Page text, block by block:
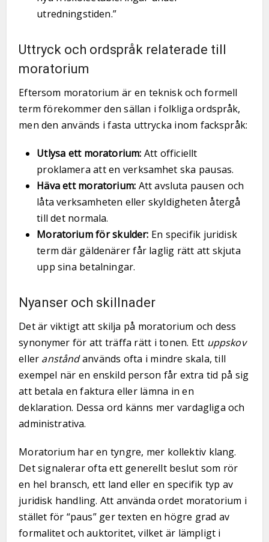
utredningstiden.”
Uttryck och ordspråk relaterade till
moratorium
Eftersom moratorium är en teknisk och formell
term förekommer den sällan i folkliga ordspråk,
men den används i fasta uttrycka inom fackspråk:
Utlysa ett moratorium: Att officiellt
proklamera att en verksamhet ska pausas.
Häva ett moratorium: Att avsluta pausen och
låta verksamheten eller skyldigheten återgå
till det normala.
Moratorium för skulder: En specifik juridisk
term där gäldenärer får laglig rätt att skjuta
upp sina betalningar.
Nyanser och skillnader
Det är viktigt att skilja på moratorium och dess
synonymer för att träffa rätt i tonen. Ett uppskov
eller anståndanvänds ofta i mindre skala, till
exempel när en enskild person får extra tid på sig
att betala en faktura eller lämna in en
deklaration. Dessa ord känns mer vardagliga och
administrativa.
Moratorium har en tyngre, mer kollektiv klang.
Det signalerar ofta ett generellt beslut som rör
en hel bransch, ett land eller en specifik typ av
juridisk handling. Att använda ordet moratorium i
stället för “paus” ger texten en högre grad av
formalitet och auktoritet, vilket är lämpligt i